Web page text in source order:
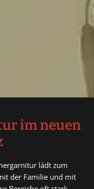
im neuen
lädt zum
der Familie und mit